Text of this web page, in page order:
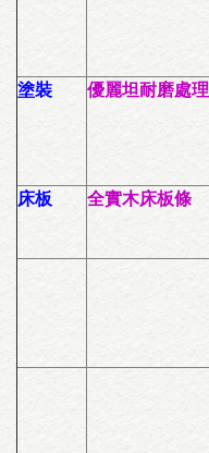
塗裝 優麗坦耐磨處理
床板 全實木床板條